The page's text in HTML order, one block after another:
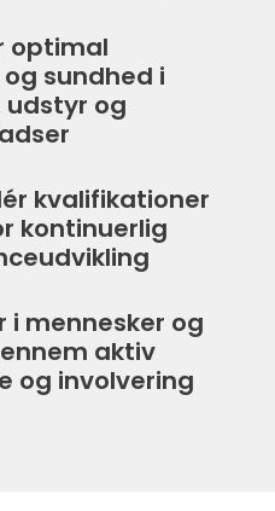
optimal
sundhed i
udstyr og
kvalifikationer
kontinuerlig
i mennesker og
aktiv
og involvering